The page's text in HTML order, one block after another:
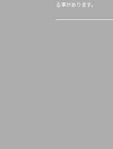
る事があります。